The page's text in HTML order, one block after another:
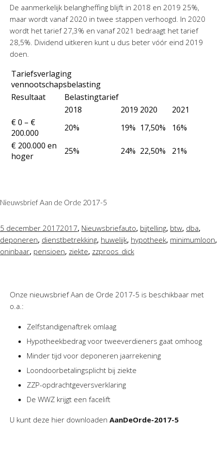
De aanmerkelijk belangheffing blijft in 2018 en 2019 25%,
maar wordt vanaf 2020 in twee stappen verhoogd. In 2020
wordt het tarief 27,3% en vanaf 2021 bedraagt het tarief
28,5%. Dividend uitkeren kunt u dus beter vóór eind 2019
doen.
Tariefsverlaging
vennootschapsbelasting
Resultaat
Belastingtarief
2018
2019 2020
2021
€ 0 – €
200.000
20% 19% 17,50%
16%
€ 200.000 en
hoger
25% 24% 22,50% 21%
Nieuwsbrief Aan de Orde 2017-5
5 december 20172017, Nieuwsbriefauto, bijtelling, btw, dba,
deponeren, dienstbetrekking, huwelijk, hypotheek, minimumloon,
oninbaar, pensioen, ziekte, zzproos_dick
Onze nieuwsbrief Aan de Orde 2017-5 is beschikbaar met
o.a.:
Zelfstandigenaftrek omlaag
Hypotheekbedrag voor tweeverdieners gaat omhoog
Minder tijd voor deponeren jaarrekening
Loondoorbetalingsplicht bij ziekte
ZZP-opdrachtgeversverklaring
De WWZ krijgt een facelift
U kunt deze hier downloaden AanDeOrde-2017-5